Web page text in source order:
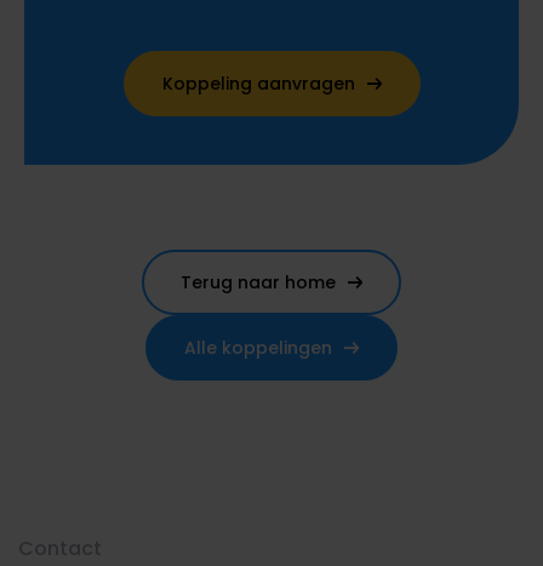
Koppeling aanvragen
Terug naar home
Alle koppelingen